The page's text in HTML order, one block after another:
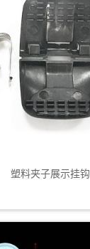
塑料夹子展示挂钩